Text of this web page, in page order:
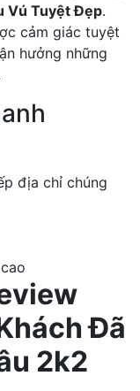
Vú Tuyệt Đẹp.
cảm giác tuyệt
hưởng những
địa chỉ chúng
Đã
2k2